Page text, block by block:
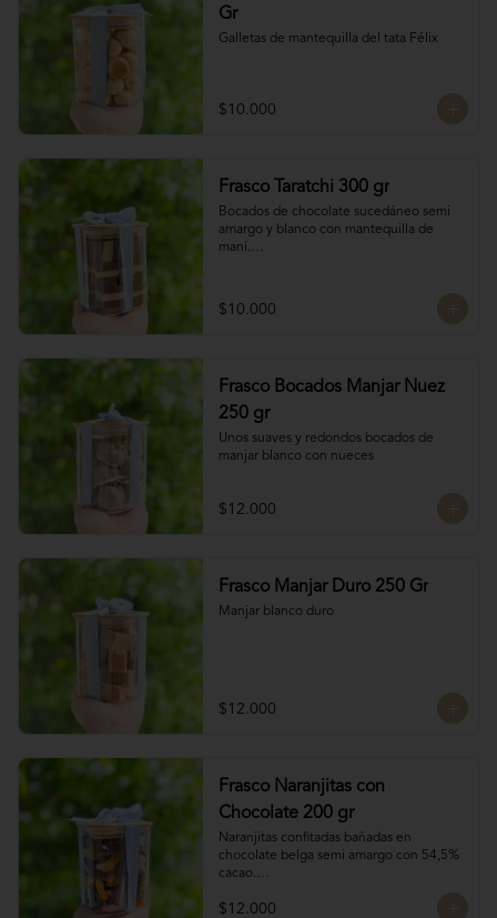
Chocolate Blanco
Gr
Galletas de mantequilla del tata Félix
$10.000
Frasco Taratchi 300 gr
Bocados de chocolate sucedáneo semi
amargo y blanco con mantequilla de
maní.
$10.000
Frasco Bocados Manjar Nuez
250 gr
Unos suaves y redondos bocados de
manjar blanco con nueces
$12.000
Frasco Manjar Duro 250 Gr
Manjar blanco duro
$12.000
Frasco Naranjitas con
Chocolate 200 gr
Naranjitas confitadas bañadas en
chocolate belga semi amargo con 54,5%
cacao.
$12.000